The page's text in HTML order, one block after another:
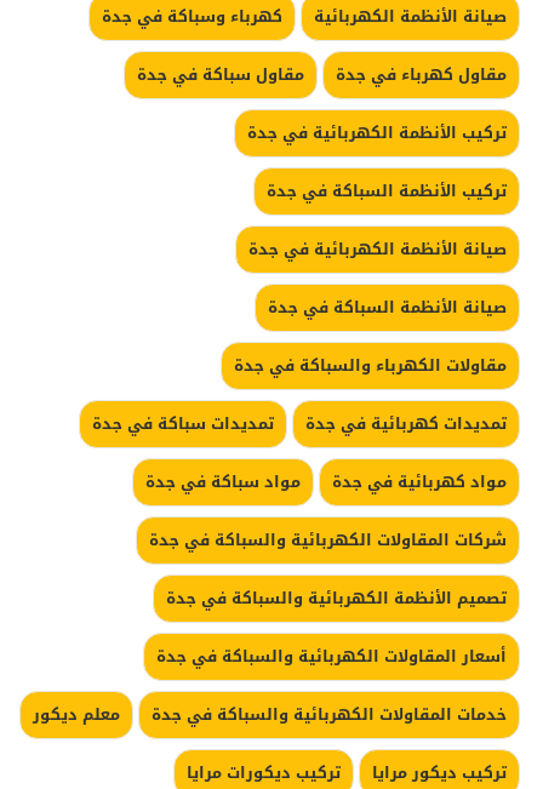
صيانة الأنظمة الكهربائية
كهرباء وسباكة في جدة
مقاول كهرباء في جدة
مقاول سباكة في جدة
تركيب الأنظمة الكهربائية في جدة
تركيب الأنظمة السباكة في جدة
صيانة الأنظمة الكهربائية في جدة
صيانة الأنظمة السباكة في جدة
مقاولات الكهرباء والسباكة في جدة
تمديدات كهربائية في جدة
تمديدات سباكة في جدة
مواد كهربائية في جدة
مواد سباكة في جدة
شركات المقاولات الكهربائية والسباكة في جدة
تصميم الأنظمة الكهربائية والسباكة في جدة
أسعار المقاولات الكهربائية والسباكة في جدة
خدمات المقاولات الكهربائية والسباكة في جدة
معلم ديكور
تركيب ديكور مرايا
تركيب ديكورات مرايا